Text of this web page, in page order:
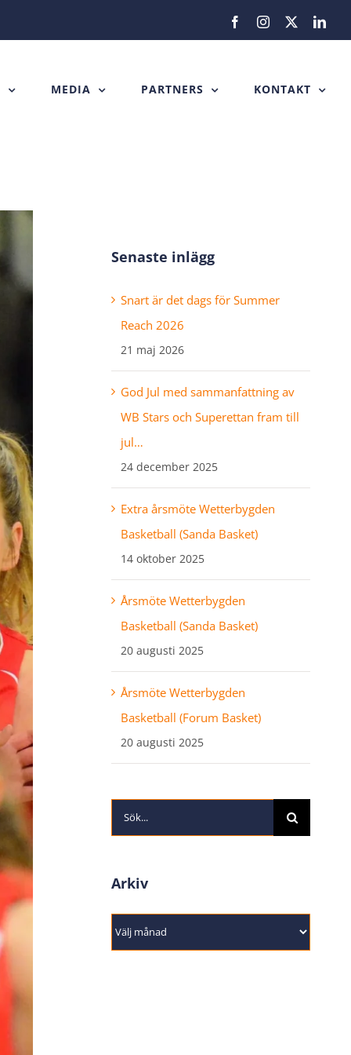
FacebookInstagram
MEDIA PARTNERS KONTAKT
Senaste inlägg
Snart är det dags för Summer
Reach 2026
21 maj 2026
God Jul med sammanfattning av
WB Stars och Superettan fram till
jul…
24 december 2025
Extra årsmöte Wetterbygden
Basketball (Sanda Basket)
14 oktober 2025
Årsmöte Wetterbygden
Basketball (Sanda Basket)
20 augusti 2025
Årsmöte Wetterbygden
Basketball (Forum Basket)
20 augusti 2025
Sök
efter:
Arkiv
Arkiv